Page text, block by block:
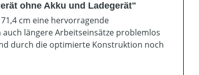
ohne Akku und Ladegerät"
cm eine hervorragende
längere Arbeitseinsätze problemlos
durch die optimierte Konstruktion noch